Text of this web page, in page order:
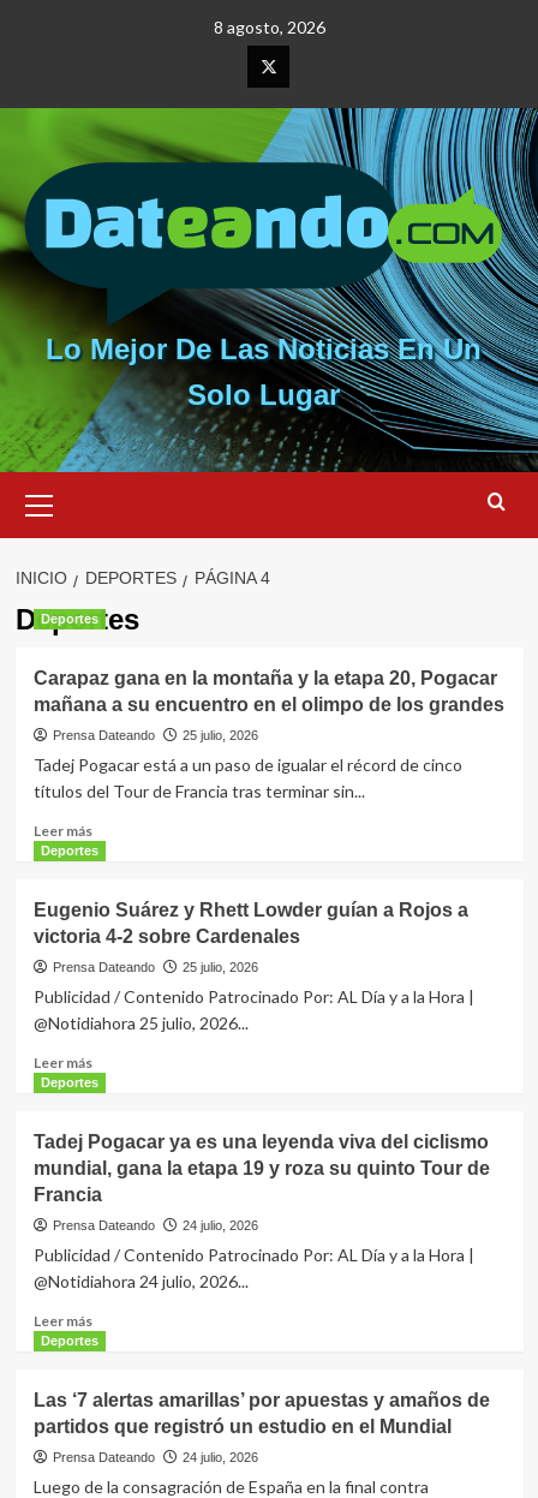
8 agosto, 2026
Elemento
del
menú
Lo Mejor De Las Noticias En Un
Solo Lugar
primario
INICIO DEPORTES PÁGINA 4
Deportes
Deportes
Carapaz gana en la montaña y la etapa 20, Pogacar
mañana a su encuentro en el olimpo de los grandes
Prensa Dateando 25 julio, 2026
Tadej Pogacar está a un paso de igualar el récord de cinco
títulos del Tour de Francia tras terminar sin...
Leer másLeer
más
gana
en
la
montaña
la
20,
a
su
encuentro
olimpo
de
grandes
Deportes
Eugenio Suárez y Rhett Lowder guían a Rojos a
victoria 4-2 sobre Cardenales
Prensa Dateando 25 julio, 2026
Publicidad / Contenido Patrocinado Por: AL Día y a la Hora |
@Notidiahora 25 julio, 2026...
Leer másLeer
más
Suárez
y
Rhett
Lowder
a
Rojos
victoria
4-
sobre
Cardenales
Deportes
Tadej Pogacar ya es una leyenda viva del ciclismo
mundial, gana la etapa 19 y roza su quinto Tour de
Francia
Prensa Dateando 24 julio, 2026
Publicidad / Contenido Patrocinado Por: AL Día y a la Hora |
@Notidiahora 24 julio, 2026...
Leer másLeer
más
Pogacar
ya
es
una
Deportes
Las ‘7 alertas amarillas’ por apuestas y amaños de
partidos que registró un estudio en el Mundial
Prensa Dateando 24 julio, 2026
Luego de la consagración de España en la final contra